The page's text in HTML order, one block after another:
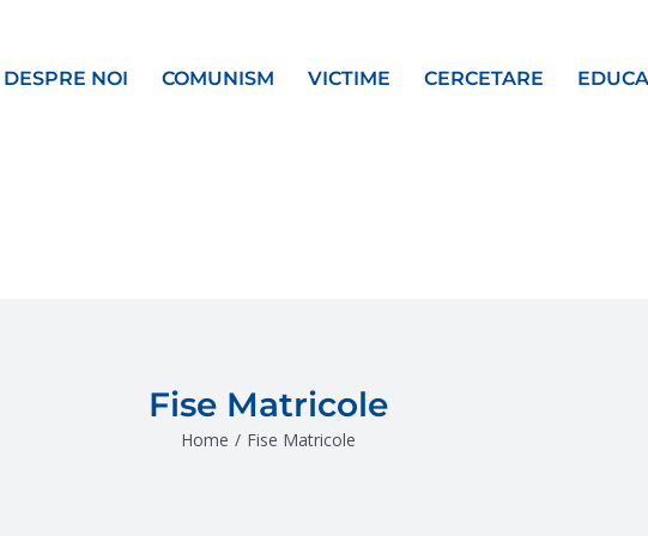
DESPRE NOI COMUNISM VICTIME CERCETARE
Fise Matricole
Home / Fise Matricole